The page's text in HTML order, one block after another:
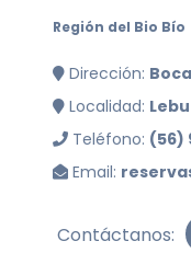
Región del Bio Bío
Dirección:
Localidad:
Teléfono: (56)
Email:
Contáctanos: